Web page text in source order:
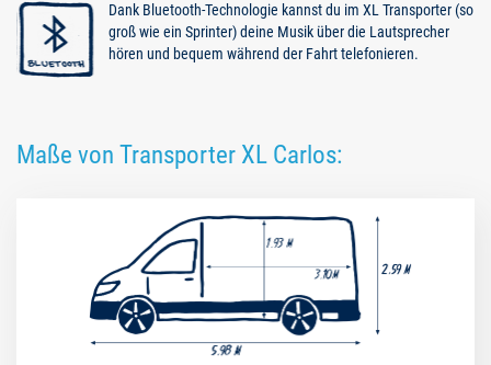
Dank Bluetooth-Technologie kannst du im XL Transporter (so
groß wie ein Sprinter) deine Musik über die Lautsprecher
hören und bequem während der Fahrt telefonieren.
Maße von Transporter XL Carlos: